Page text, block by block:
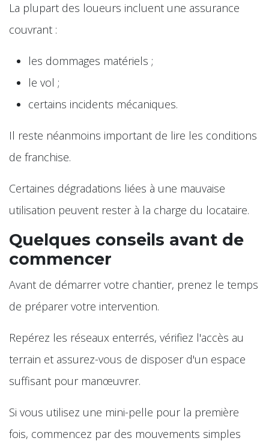
La plupart des loueurs incluent une assurance
couvrant :
les dommages matériels ;
le vol ;
certains incidents mécaniques.
Il reste néanmoins important de lire les conditions
de franchise.
Certaines dégradations liées à une mauvaise
utilisation peuvent rester à la charge du locataire.
Quelques conseils avant de
commencer
Avant de démarrer votre chantier, prenez le temps
de préparer votre intervention.
Repérez les réseaux enterrés, vérifiez l'accès au
terrain et assurez-vous de disposer d'un espace
suffisant pour manœuvrer.
Si vous utilisez une mini-pelle pour la première
fois, commencez par des mouvements simples